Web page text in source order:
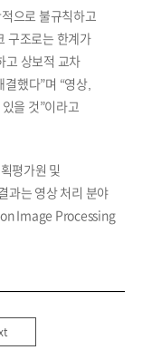
으로 불규칙하고
구조로는 한계가
고 상보적 교차
했다”며 “영상,
을 것”이라고
평가원 및
과는 영상 처리 분야
on Image Processing